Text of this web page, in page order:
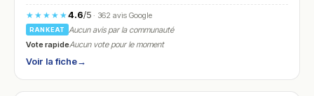
★★★★★4.6/5· 362 avis Google
RANKEAT
Aucun avis par la communauté
Vote rapideAucun vote pour le moment
Voir la fiche→